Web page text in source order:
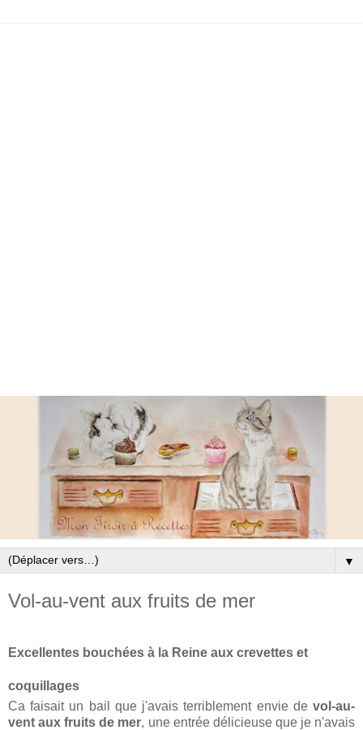
▼
Vol-au-vent aux fruits de mer
Excellentes bouchées à la Reine aux crevettes et
coquillages
Ca faisait un bail que j'avais terriblement envie de vol-au-
vent aux fruits de mer, une entrée délicieuse que je n'avais